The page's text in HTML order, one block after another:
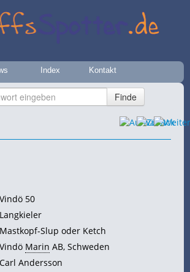
Index Kontakt
Vindö 50
Langkieler
Mastkopf-Slup oder Ketch
Vindö Marin AB, Schweden
Carl Andersson